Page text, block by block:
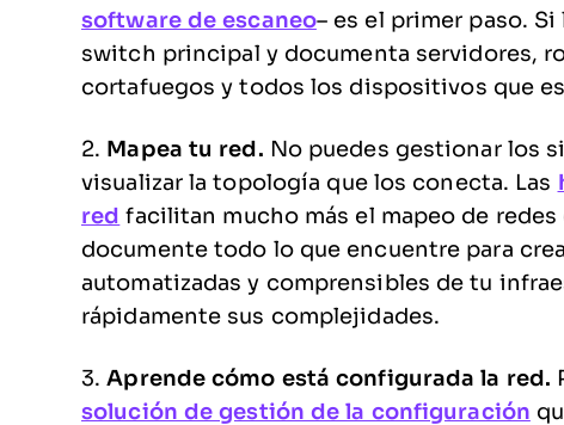
software de escaneo– es el primer paso.
switch principal y documenta servidores,
cortafuegos y todos los dispositivos que
2. Mapea tu red. No puedes gestionar los
visualizar la topología que los conecta. Las
red facilitan mucho más el mapeo de
documente todo lo que encuentre para
automatizadas y comprensibles de tu
rápidamente sus complejidades.
3.Aprende cómo está configurada la red.
solución de gestión de la configuración